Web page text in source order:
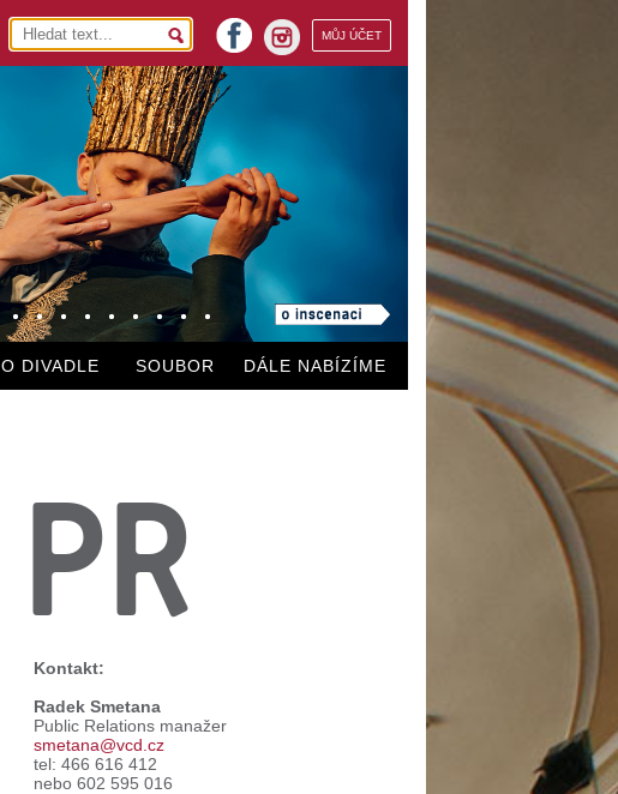
MŮJ ÚČET
instagram
facebook
O DIVADLE SOUBOR DÁLE NABÍZÍME
PR
Kontakt:
Radek Smetana
Public Relations manažer
smetana@vcd.cz
tel: 466 616 412
nebo 602 595 016